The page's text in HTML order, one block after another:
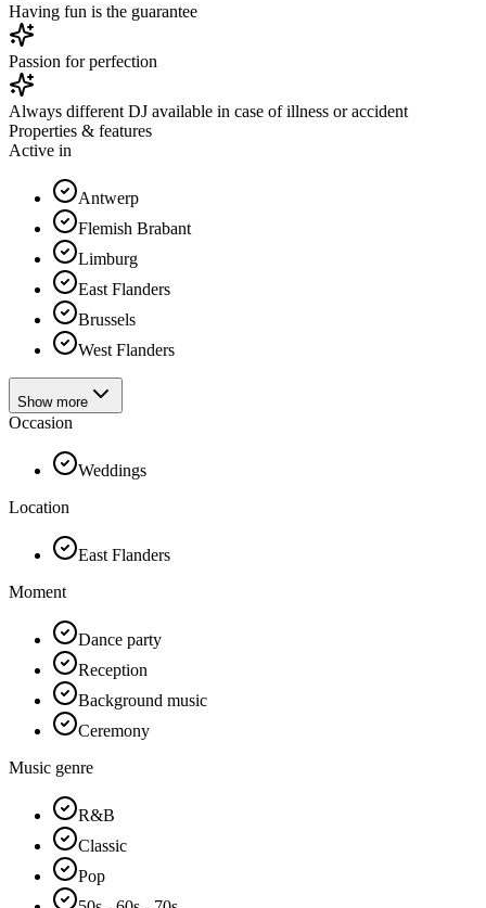
Having fun is the guarantee
Passion for perfection
Always different DJ available in case of illness or accident
Properties & features
Active in
Antwerp
Flemish Brabant
Limburg
East Flanders
Brussels
West Flanders
Show more
Occasion
Weddings
Location
East Flanders
Moment
Dance party
Reception
Background music
Ceremony
Music genre
R&B
Classic
Pop